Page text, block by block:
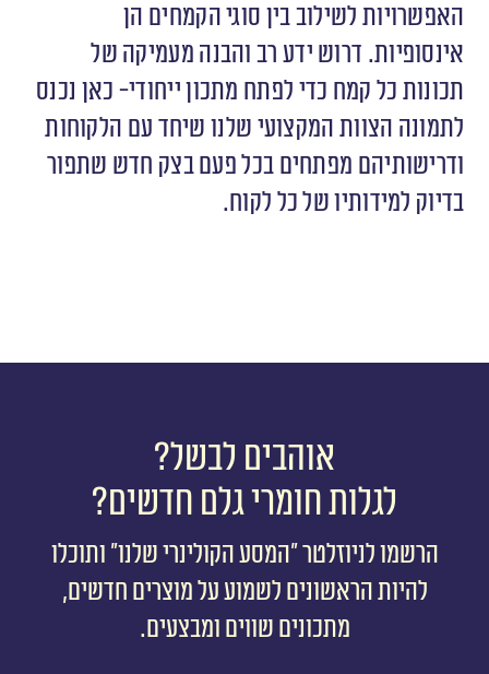
האפשרויות לשילוב בין סוגי הקמחים הן
אינסופיות. דרוש ידע רב והבנה מעמיקה של
תכונות כל קמח כדי לפתח מתכון ייחודי- כאן נכנס
לתמונה הצוות המקצועי שלנו שיחד עם הלקוחות
ודרישותיהם מפתחים בכל פעם בצק חדש שתפור
בדיוק למידותיו של כל לקוח.
אוהבים לבשל?
לגלות חומרי גלם חדשים?
הרשמו לניוזלטר ״המסע הקולינרי שלנו״ ותוכלו
להיות הראשונים לשמוע על מוצרים חדשים,
מתכונים שווים ומבצעים.